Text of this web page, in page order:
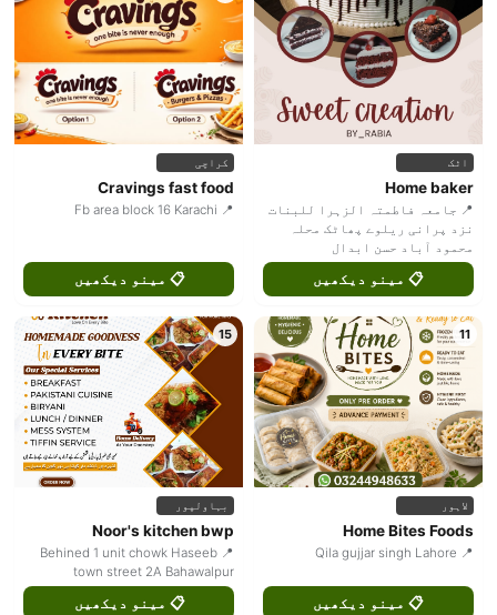
اٹک
Home baker
📍 جامعہ فاطمتہ الزہرا للبنات
نزد پرانی ریلوے پھاٹک محلہ
محمود آباد حسن ابدال
📋 مینو دیکھیں
کراچی
Cravings fast food
📍 Fb area block 16 Karachi
📋 مینو دیکھیں
11
لاہور
Home Bites Foods
📍 Qila gujjar singh Lahore
📋 مینو دیکھیں
15
بہاولپور
Noor's kitchen bwp
📍 Behined 1 unit chowk Haseeb
town street 2A Bahawalpur
📋 مینو دیکھیں